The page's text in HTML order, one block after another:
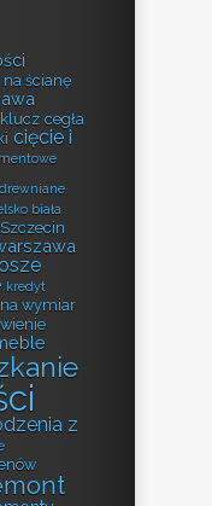
na ścianę
cegła
cięcie i
biała
kredyt
wymiar
z